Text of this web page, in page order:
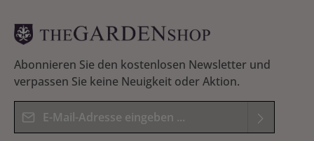
Abonnieren Sie den kostenlosen Newsletter und
verpassen Sie keine Neuigkeit oder Aktion.
E-Mail-Adresse*